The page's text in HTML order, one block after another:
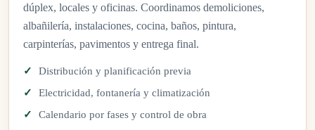
dúplex, locales y oficinas. Coordinamos demoliciones,
albañilería, instalaciones, cocina, baños, pintura,
carpinterías, pavimentos y entrega final.
Distribución y planificación previa
Electricidad, fontanería y climatización
Calendario por fases y control de obra